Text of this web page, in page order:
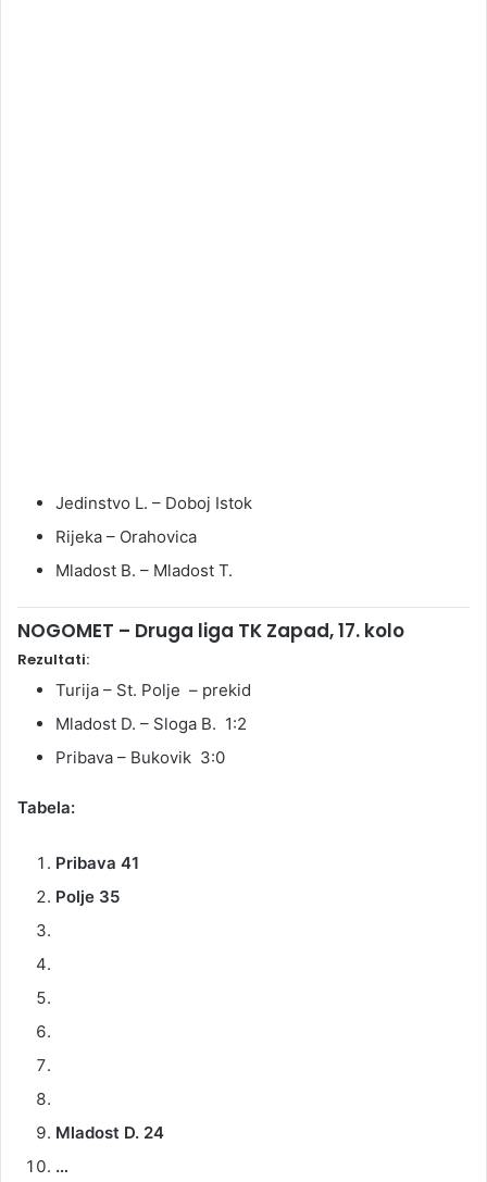
Jedinstvo L. – Doboj Istok
Rijeka – Orahovica
Mladost B. – Mladost T.
NOGOMET – Druga liga TK Zapad, 17. kolo
Rezultati:
Turija – St. Polje – prekid
Mladost D. – Sloga B. 1:2
Pribava – Bukovik 3:0
Tabela:
Pribava 41
Polje 35
Mladost D. 24
…